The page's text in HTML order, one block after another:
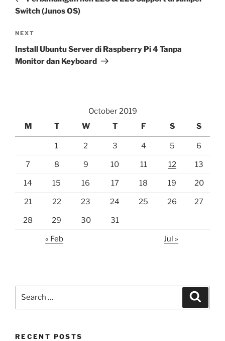
Switch (Junos OS)
Next
Post
NEXT
Install Ubuntu Server di Raspberry Pi 4 Tanpa
Monitor dan Keyboard
October 2019
M
T W T F S S
1 2 3 4 5 6
7 8 9 10 11 12 13
14 15 16 17 18 19 20
21 22 23 24 25 26 27
28 29 30 31
« Feb Jul »
RECENT POSTS